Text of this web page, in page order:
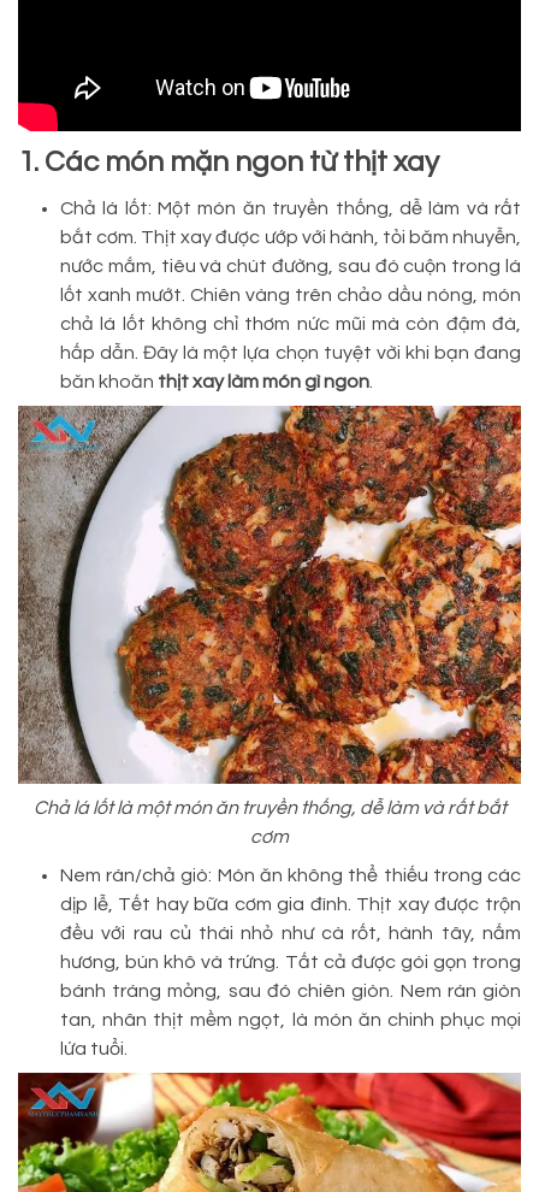
1. Các món mặn ngon từ thịt xay
Chả lá lốt: Một món ăn truyền thống, dễ làm và rất
bắt cơm. Thịt xay được ướp với hành, tỏi băm nhuyễn,
nước mắm, tiêu và chút đường, sau đó cuộn trong lá
lốt xanh mướt. Chiên vàng trên chảo dầu nóng, món
chả lá lốt không chỉ thơm nức mũi mà còn đậm đà,
hấp dẫn. Đây là một lựa chọn tuyệt vời khi bạn đang
băn khoăn thịt xay làm món gì ngon
Chả lá lốt là một món ăn truyền thống, dễ làm và rất bắt
cơm
Nem rán/chả giò: Món ăn không thể thiếu trong các
dịp lễ, Tết hay bữa cơm gia đình. Thịt xay được trộn
đều với rau củ thái nhỏ như cà rốt, hành tây, nấm
hương, bún khô và trứng. Tất cả được gói gọn trong
bánh tráng mỏng, sau đó chiên giòn. Nem rán giòn
tan, nhân thịt mềm ngọt, là món ăn chinh phục mọi
lứa tuổi.